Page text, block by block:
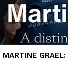
MARTINE